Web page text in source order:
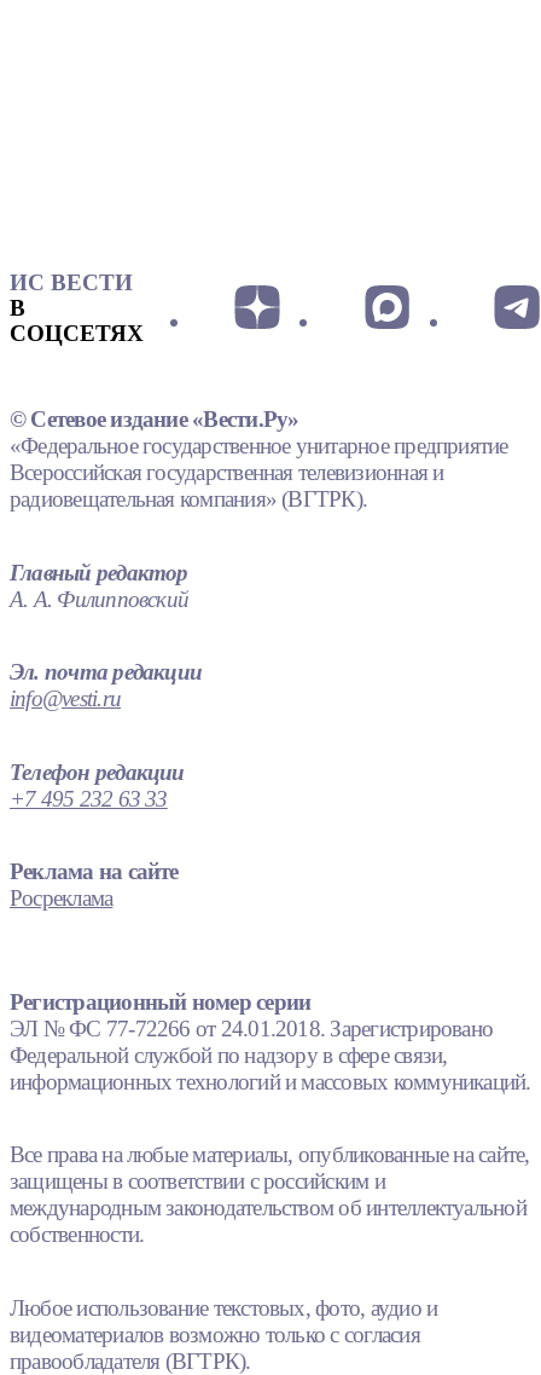
ИС ВЕСТИ
В
СОЦСЕТЯХ
© Сетевое издание «Вести.Ру»
«Федеральное государственное унитарное предприятие
Всероссийская государственная телевизионная и
радиовещательная компания» (ВГТРК).
Главный редактор
А. А. Филипповский
Эл. почта редакции
info@vesti.ru
Телефон редакции
+7 495 232 63 33
Реклама на сайте
Росреклама
Регистрационный номер серии
ЭЛ № ФС 77-72266 от 24.01.2018. Зарегистрировано
Федеральной службой по надзору в сфере связи,
информационных технологий и массовых коммуникаций.
Все права на любые материалы, опубликованные на сайте,
защищены в соответствии с российским и
международным законодательством об интеллектуальной
собственности.
Любое использование текстовых, фото, аудио и
видеоматериалов возможно только с согласия
правообладателя (ВГТРК).